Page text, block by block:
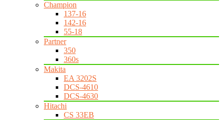
Champion
137-16
142-16
55-18
Partner
350
360s
Makita
EA 3202S
DCS-4610
DCS-4630
Hitachi
CS 33EB